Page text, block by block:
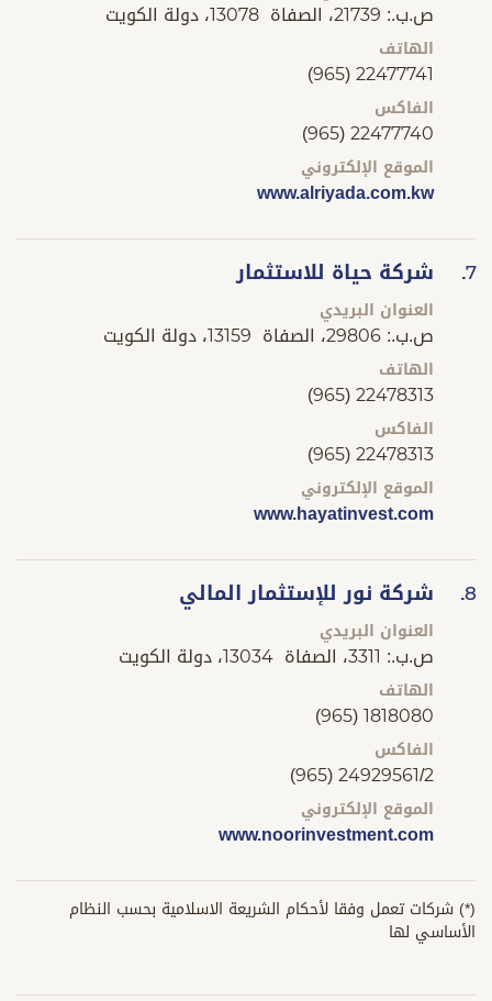
ص.ب.: 21739، الصفاة 13078، دولة الكويت
الهاتف
(965) 22477741
الفاكس
(965) 22477740
الموقع الإلكتروني
www.alriyada.com.kw
7. شركة حياة للاستثمار
العنوان البريدي
ص.ب.: 29806، الصفاة 13159، دولة الكويت
الهاتف
(965) 22478313
الفاكس
(965) 22478313
الموقع الإلكتروني
www.hayatinvest.com
8. شركة نور للإستثمار المالي
العنوان البريدي
ص.ب.: 3311، الصفاة 13034، دولة الكويت
الهاتف
(965) 1818080
الفاكس
(965) 24929561/2
الموقع الإلكتروني
www.noorinvestment.com
(*) شركات تعمل وفقا لأحكام الشريعة الاسلامية بحسب النظام
الأساسي لها